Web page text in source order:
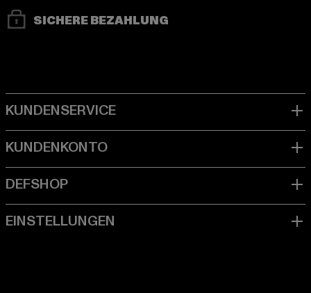
SICHERE BEZAHLUNG